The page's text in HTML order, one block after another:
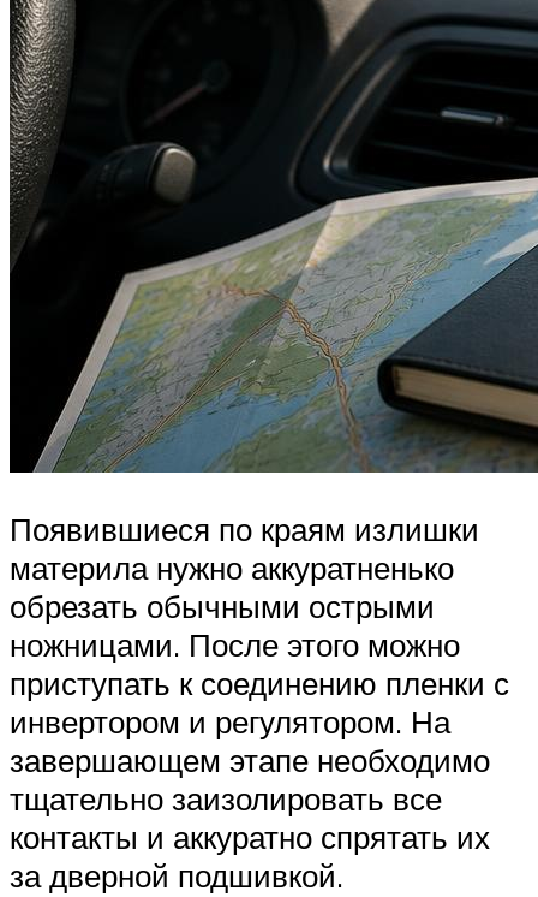
Появившиеся по краям излишки
материла нужно аккуратненько
обрезать обычными острыми
ножницами. После этого можно
приступать к соединению пленки с
инвертором и регулятором. На
завершающем этапе необходимо
тщательно заизолировать все
контакты и аккуратно спрятать их
за дверной подшивкой.